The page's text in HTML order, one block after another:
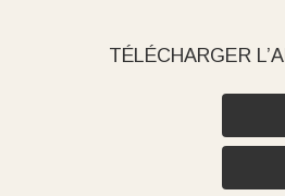
TÉLÉCHARGER